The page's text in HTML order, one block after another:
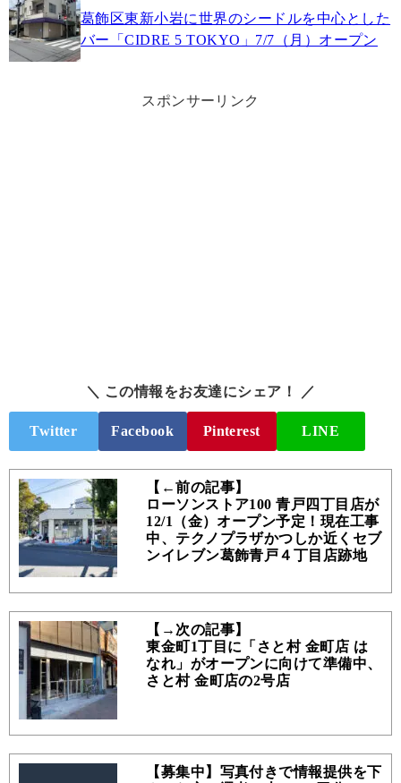
葛飾区東新小岩に世界のシードルを中心とした
バー「CIDRE 5 TOKYO」7/7（月）オープン
スポンサーリンク
＼ この情報をお友達にシェア！ ／
Twitter Facebook Pinterest LINE
【←前の記事】
ローソンストア100 青戸四丁目店が
12/1（金）オープン予定！現在工事
中、テクノプラザかつしか近くセブ
ンイレブン葛飾青戸４丁目店跡地
【→次の記事】
東金町1丁目に「さと村 金町店 は
なれ」がオープンに向けて準備中、
さと村 金町店の2号店
【募集中】写真付きで情報提供を下